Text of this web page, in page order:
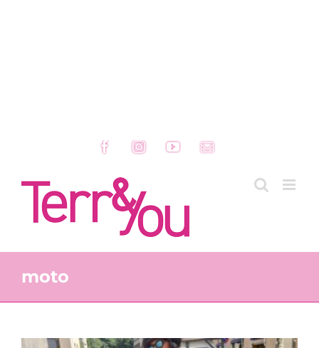
FacebookInstagramYouTubeEmail
moto